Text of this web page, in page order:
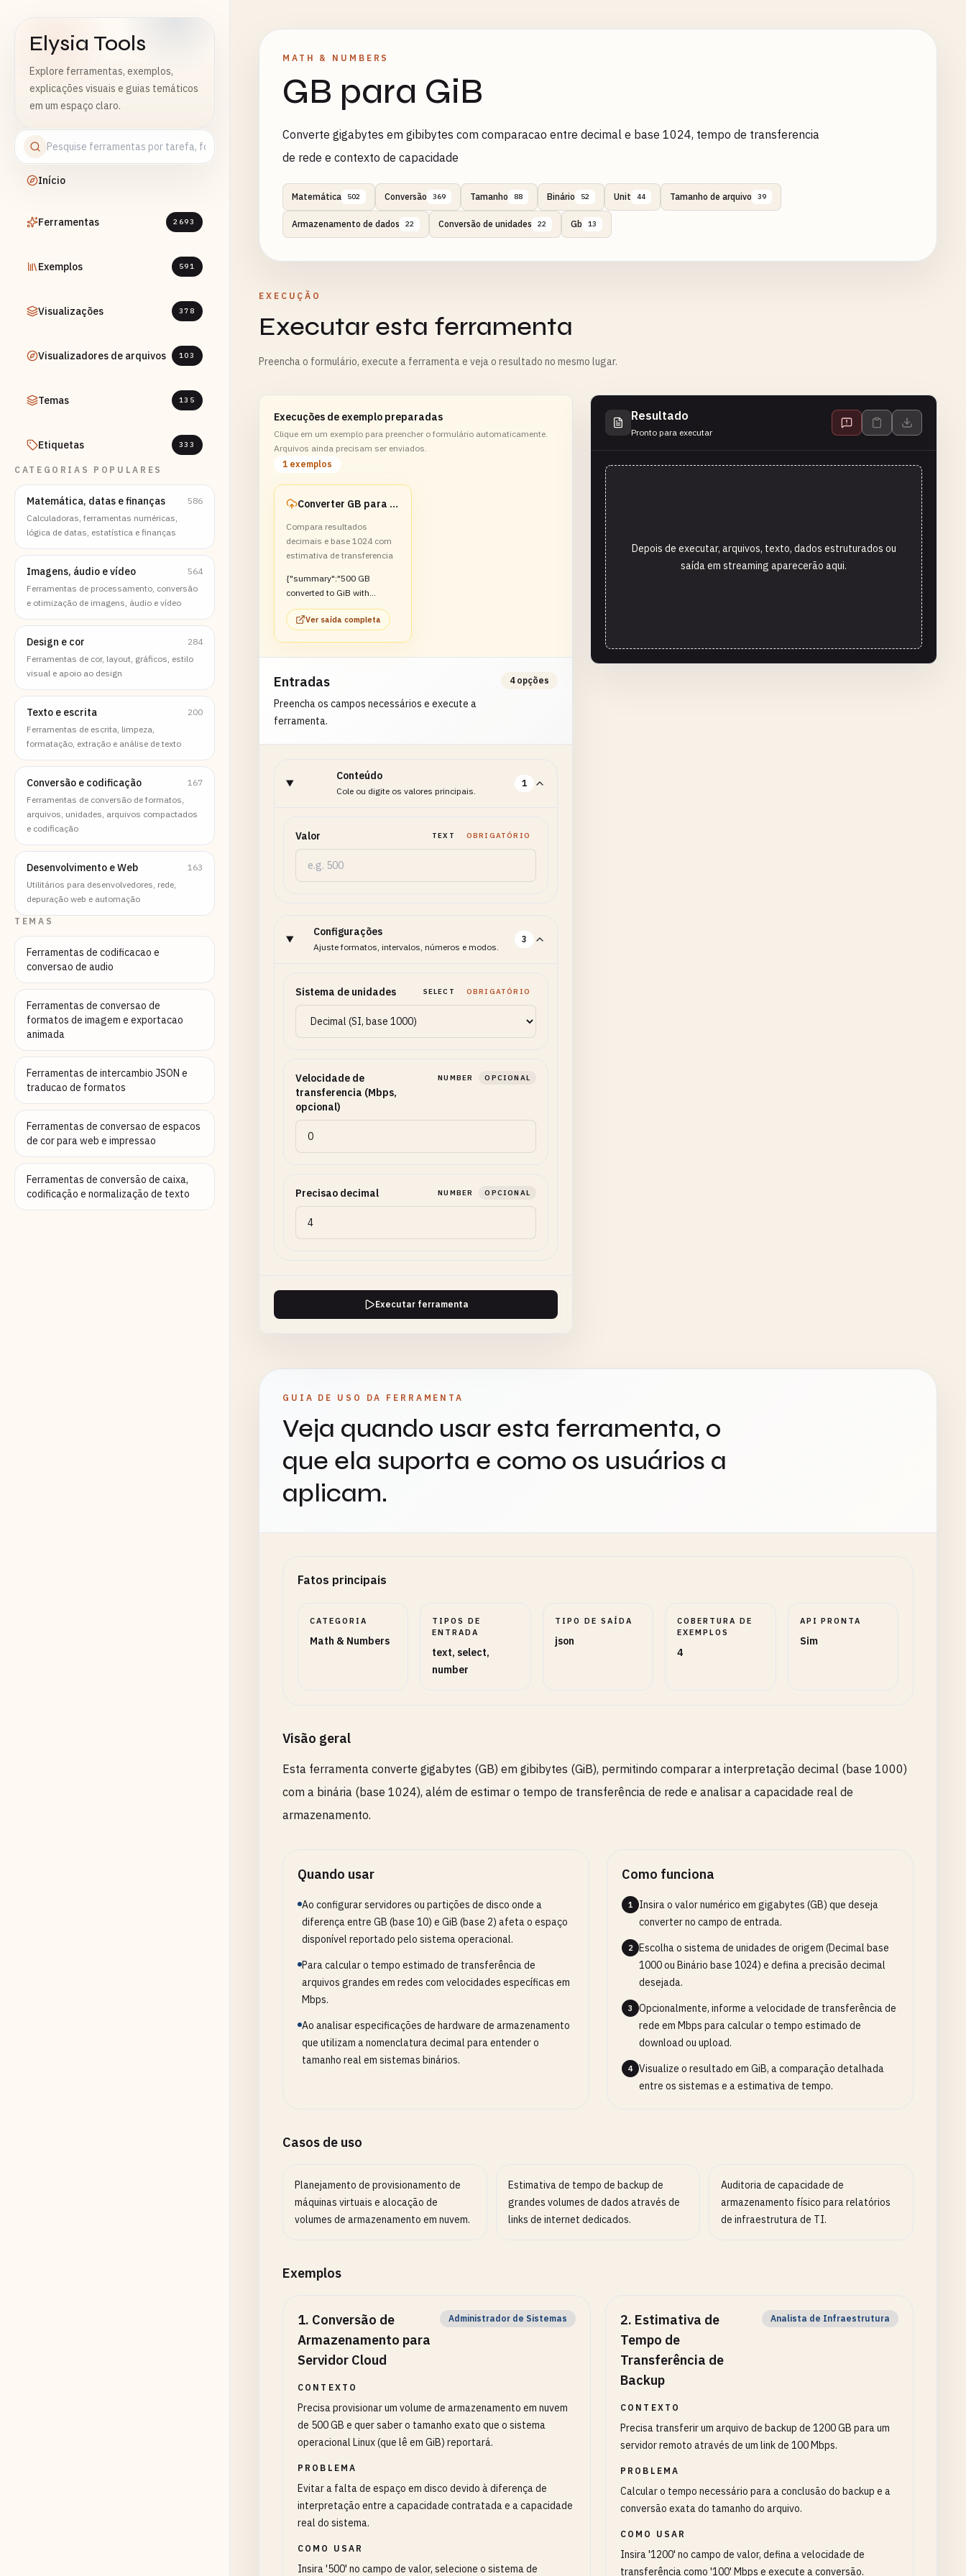
Elysia Tools
Explore ferramentas, exemplos,
explicações visuais e guias temáticos
em um espaço claro.
Início
Ferramentas 2693
Exemplos 591
Visualizações 378
Visualizadores de arquivos 103
Temas 135
Etiquetas 333
CATEGORIAS POPULARES
Matemática, datas e finanças
586
Calculadoras, ferramentas numéricas,
lógica de datas, estatística e finanças
Imagens, áudio e vídeo
564
Ferramentas de processamento, conversão
e otimização de imagens, áudio e vídeo
Design e cor
284
Ferramentas de cor, layout, gráficos, estilo
visual e apoio ao design
Texto e escrita
200
Ferramentas de escrita, limpeza,
formatação, extração e análise de texto
Conversão e codificação
167
Ferramentas de conversão de formatos,
arquivos, unidades, arquivos compactados
e codificação
Desenvolvimento e Web
163
Utilitários para desenvolvedores, rede,
depuração web e automação
TEMAS
Ferramentas de codificacao e
conversao de audio
Ferramentas de conversao de
formatos de imagem e exportacao
animada
Ferramentas de intercambio JSON e
traducao de formatos
Ferramentas de conversao de espacos
de cor para web e impressao
Ferramentas de conversão de caixa,
codificação e normalização de texto
MATH & NUMBERS
GB para GiB
Converte gigabytes em gibibytes com comparacao entre decimal e base 1024, tempo de transferencia
de rede e contexto de capacidade
Matemática 502 Conversão 369 Tamanho 88 Binário 52 Unit 44 Tamanho de arquivo 39
Armazenamento de dados 22 Conversão de unidades 22 Gb 13
EXECUÇÃO
Executar esta ferramenta
Preencha o formulário, execute a ferramenta e veja o resultado no mesmo lugar.
Execuções de exemplo preparadas
Clique em um exemplo para preencher o formulário automaticamente.
Arquivos ainda precisam ser enviados.
1 exemplos
Converter GB para GiB
Compara resultados
decimais e base 1024 com
estimativa de transferencia
{"summary":"500 GB
converted to GiB with
system comparison and
transfer estimate"}
Ver saída completa
Entradas
Preencha os campos necessários e execute a
ferramenta.
4 opções
Conteúdo
Cole ou digite os valores principais.
1
Valor TEXT OBRIGATÓRIO
Configurações
Ajuste formatos, intervalos, números e modos.
3
Sistema de unidades SELECT OBRIGATÓRIO
Velocidade de
transferencia (Mbps,
opcional)
NUMBER OPCIONAL
Precisao decimal NUMBER OPCIONAL
Executar ferramenta
Resultado
Pronto para executar
Depois de executar, arquivos, texto, dados estruturados ou
saída em streaming aparecerão aqui.
GUIA DE USO DA FERRAMENTA
Veja quando usar esta ferramenta, o
que ela suporta e como os usuários a
aplicam.
Fatos principais
CATEGORIA
Math & Numbers
TIPOS DE
ENTRADA
text, select,
number
TIPO DE SAÍDA
json
COBERTURA DE
EXEMPLOS
4
API PRONTA
Sim
Visão geral
Esta ferramenta converte gigabytes (GB) em gibibytes (GiB), permitindo comparar a interpretação decimal (base 1000)
com a binária (base 1024), além de estimar o tempo de transferência de rede e analisar a capacidade real de
armazenamento.
Quando usar
Ao configurar servidores ou partições de disco onde a
diferença entre GB (base 10) e GiB (base 2) afeta o espaço
disponível reportado pelo sistema operacional.
Para calcular o tempo estimado de transferência de
arquivos grandes em redes com velocidades específicas em
Mbps.
Ao analisar especificações de hardware de armazenamento
que utilizam a nomenclatura decimal para entender o
tamanho real em sistemas binários.
Como funciona
1
Insira o valor numérico em gigabytes (GB) que deseja
converter no campo de entrada.
2
Escolha o sistema de unidades de origem (Decimal base
1000 ou Binário base 1024) e defina a precisão decimal
desejada.
3
Opcionalmente, informe a velocidade de transferência de
rede em Mbps para calcular o tempo estimado de
download ou upload.
4
Visualize o resultado em GiB, a comparação detalhada
entre os sistemas e a estimativa de tempo.
Casos de uso
Planejamento de provisionamento de
máquinas virtuais e alocação de
volumes de armazenamento em nuvem.
Estimativa de tempo de backup de
grandes volumes de dados através de
links de internet dedicados.
Auditoria de capacidade de
armazenamento físico para relatórios
de infraestrutura de TI.
Exemplos
1. Conversão de
Armazenamento para
Servidor Cloud
Administrador de Sistemas
CONTEXTO
Precisa provisionar um volume de armazenamento em nuvem
de 500 GB e quer saber o tamanho exato que o sistema
operacional Linux (que lê em GiB) reportará.
PROBLEMA
Evitar a falta de espaço em disco devido à diferença de
interpretação entre a capacidade contratada e a capacidade
real do sistema.
COMO USAR
Insira '500' no campo de valor, selecione o sistema de
2. Estimativa de
Tempo de
Transferência de
Backup
Analista de Infraestrutura
CONTEXTO
Precisa transferir um arquivo de backup de 1200 GB para um
servidor remoto através de um link de 100 Mbps.
PROBLEMA
Calcular o tempo necessário para a conclusão do backup e a
conversão exata do tamanho do arquivo.
COMO USAR
Insira '1200' no campo de valor, defina a velocidade de
transferência como '100' Mbps e execute a conversão.